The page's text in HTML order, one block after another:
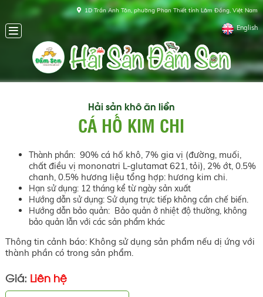
1D Trần Anh Tôn, phường Phan Thiết tỉnh Lâm Đồng, Việt Nam
English
Hải sản khô ăn liền
CÁ HỐ KIM CHI
Thành phần: 90% cá hố khô, 7% gia vị (đường, muối,
chất điều vị mononatri L-glutamat 621, tỏi), 2% ớt, 0.5%
chanh, 0.5% hương liệu tổng hợp: hương kim chi.
Hạn sử dụng: 12 tháng kể từ ngày sản xuất
Hướng dẫn sử dụng: Sử dụng trực tiếp không cần chế biến.
Hướng dẫn bảo quản: Bảo quản ở nhiệt độ thường, không
bảo quản lẫn với các sản phẩm khác
Thông tin cảnh báo: Không sử dụng sản phẩm nếu dị ứng với
thành phần có trong sản phẩm.
Giá: Liên hệ